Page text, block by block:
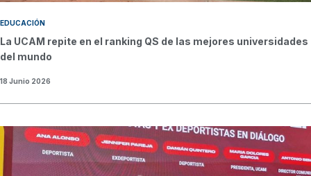
EDUCACIÓN
La UCAM repite en el ranking QS de las mejores universidades
del mundo
18 Junio 2026